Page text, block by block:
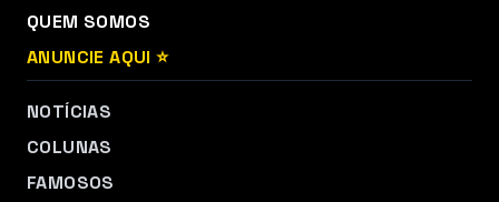
QUEM SOMOS
ANUNCIE AQUI ⭐
NOTÍCIAS
COLUNAS
FAMOSOS